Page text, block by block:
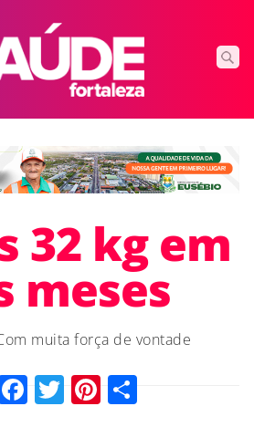
32 kg em
meses
muita força de vontade
Facebook
TwitterPinterest